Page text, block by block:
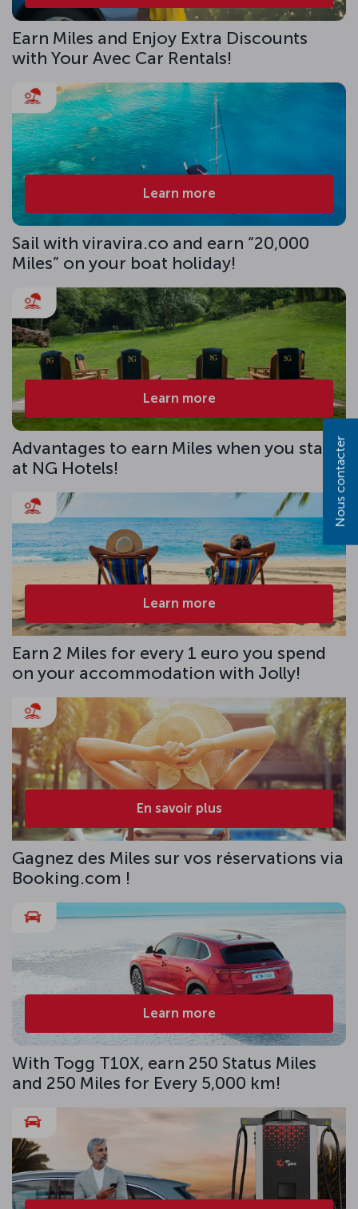
Earn Miles and Enjoy Extra Discounts
with Your Avec Car Rentals!
Learn more
Sail with viravira.co and earn “20,000
Miles” on your boat holiday!
Learn more
Advantages to earn Miles when you stay
at NG Hotels!
Learn more
Earn 2 Miles for every 1 euro you spend
on your accommodation with Jolly!
En savoir plus
Gagnez des Miles sur vos réservations via
Booking.com !
Learn more
With Togg T10X, earn 250 Status Miles
and 250 Miles for Every 5,000 km!
Nous contacter